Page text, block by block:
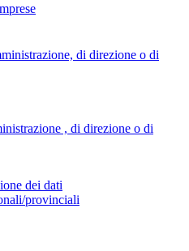
di direzione o di
, di direzione o di
dei dati
provinciali